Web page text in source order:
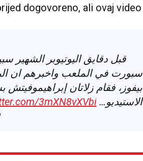
dogovoreno, ali ovaj video
قبل دقايق اليوتيوبر الشهير
سبورت في الملعب واخبرهم ان
بيفوز، فقام زلاتان
الاستيديو…3mXN8vXVbi